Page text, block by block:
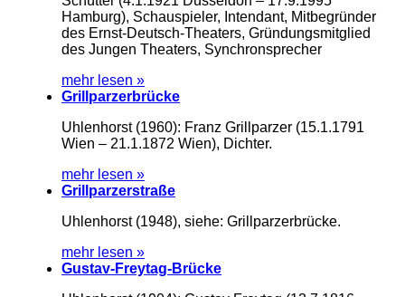
Hamburg), Schauspieler, Intendant, Mitbegründer
des Ernst-Deutsch-Theaters, Gründungsmitglied
des Jungen Theaters, Synchronsprecher
mehr lesen »
Grillparzerbrücke
Uhlenhorst (1960): Franz Grillparzer (15.1.1791
Wien – 21.1.1872 Wien), Dichter.
mehr lesen »
Grillparzerstraße
Uhlenhorst (1948), siehe: Grillparzerbrücke.
mehr lesen »
Gustav-Freytag-Brücke